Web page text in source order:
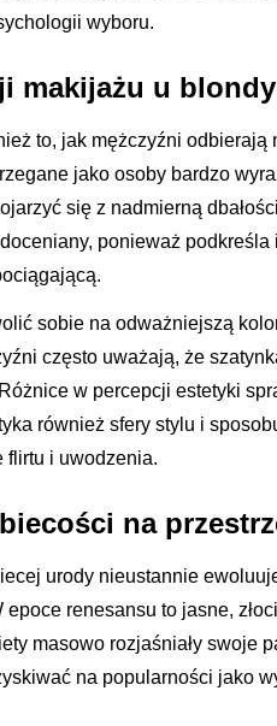
wyboru.
makijażu u
to, jak mężczyźni
jako osoby bardzo
się z nadmierną
ponieważ
sobie na odważniejszą
często uważają, że
w percepcji estetyki
również sfery stylu i
flirtu i uwodzenia.
na
urody nieustannie
renesansu to jasne,
masowo rozjaśniały swoje
na popularności jako